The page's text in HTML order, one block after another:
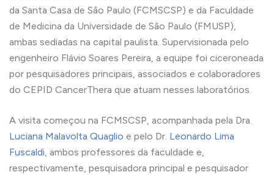
da Santa Casa de São Paulo (FCMSCSP) e da Faculdade
de Medicina da Universidade de São Paulo (FMUSP),
ambas sediadas na capital paulista. Supervisionada pelo
engenheiro Flávio Soares Pereira, a equipe foi ciceroneada
por pesquisadores principais, associados e colaboradores
do CEPID CancerThera que atuam nesses laboratórios.
A visita começou na FCMSCSP, acompanhada pela Dra.
Luciana Malavolta Quaglio e pelo Dr. Leonardo Lima
Fuscaldi, ambos professores da faculdade e,
respectivamente, pesquisadora principal e pesquisador